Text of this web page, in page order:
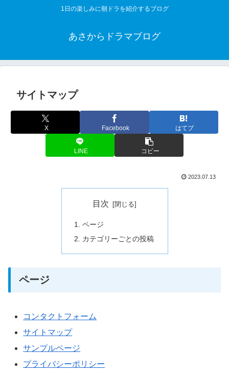
1日の楽しみに朝ドラを紹介するブログ
あさからドラマブログ
サイトマップ
X Facebook はてブ
LINE コピー
2023.07.13
目次
ページ
カテゴリーごとの投稿
ページ
コンタクトフォーム
サイトマップ
サンプルページ
プライバシーポリシー